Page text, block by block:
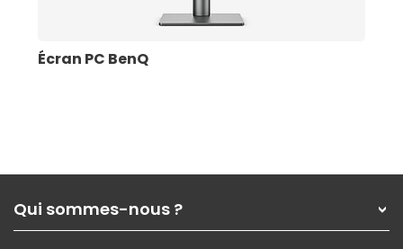
Écran PC BenQ
Qui sommes-nous ?